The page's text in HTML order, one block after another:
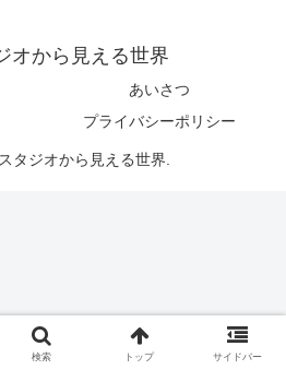
オから見える世界
あいさつ
プライバシーポリシー
タジオから見える世界.
検索 トップ サイドバー